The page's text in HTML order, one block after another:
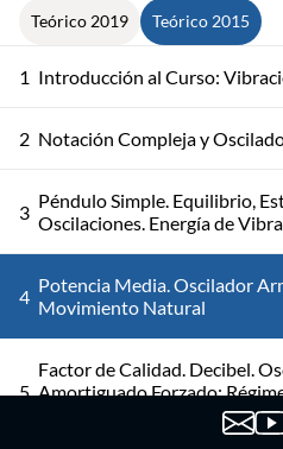
Teórico 2019 Teórico 2015
1 Introducción al Curso:
2 Notación Compleja y
3 Péndulo Simple. Equilibrio,
Oscilaciones. Energía de
4 Potencia Media. Oscilador
Movimiento Natural
5
Factor de Calidad. Decibel.
Amortiguado Forzado:
en Frecuencia, Resonancia,